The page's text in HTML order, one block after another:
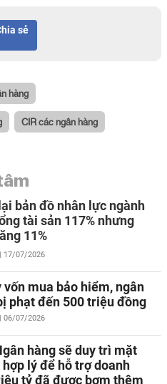
sẻ
hàng
CIR các ngân hàng
bản đồ nhân lực ngành
tài sản 117% nhưng
11%
17/07/2026
vốn mua bảo hiểm, ngân
phạt đến 500 triệu đồng
06/07/2026
hàng sẽ duy trì mặt
lý để hỗ trợ doanh
tỷ đã được bơm thêm